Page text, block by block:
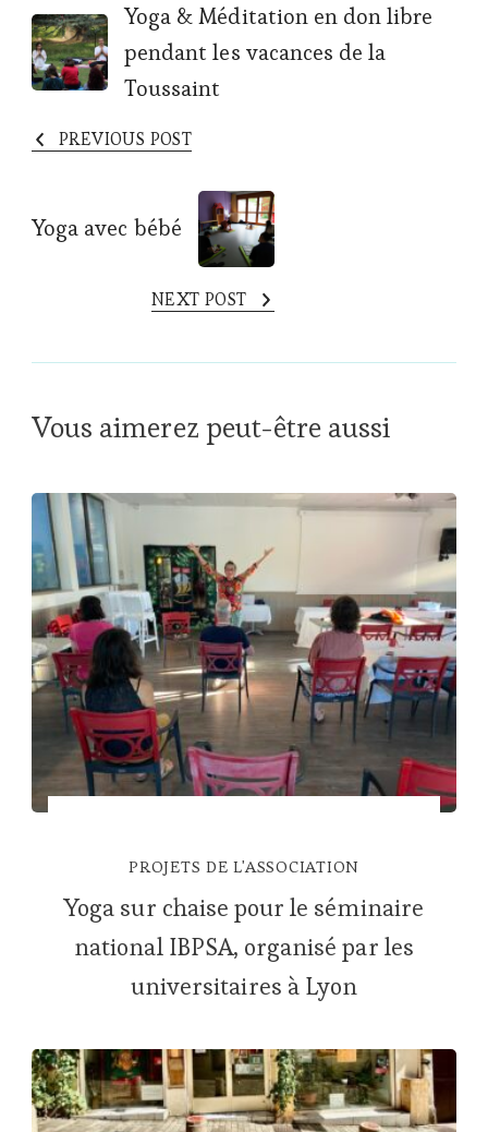
Post
Navigation
Yoga & Méditation en don libre
pendant les vacances de la
Toussaint
PREVIOUS POST
Yoga avec bébé
NEXT POST
Vous aimerez peut-être aussi
PROJETS DE L'ASSOCIATION
Yoga sur chaise pour le séminaire
national IBPSA, organisé par les
universitaires à Lyon